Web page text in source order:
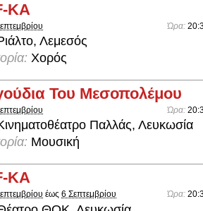
KA
Ώρα:
Λεμεσός
Χορός
Του Μεσοπολέμου
Ώρα:
Παλλάς, Λευκωσία
Μουσική
KA
έως 6 Σεπτεμβρίου Ώρα: